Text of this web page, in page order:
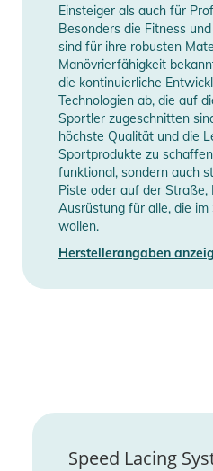
Vom Lastenrad über das
Kinder lieben die Freiheit auf
riesengroßen Spaß daran  und
sollte der Ximo 2 immer
Kinder mit großem
zählt: der Look und der
ihnen gefällt und gut passt. Der
Farbe und Motiven. Für Eltern
wollen das schützen, was ihnen
Tada: Hier ist der Ximo 2. Der
Rad.
Einsteiger als auch für
Besonders die Fitness
sind für ihre robusten
Manövrierfähigkeit
die kontinuierliche
Technologien ab, die auf
Sportler zugeschnitten
höchste Qualität und die
Sportprodukte zu
funktional, sondern auch
Piste oder auf der
Ausrüstung für alle, die
wollen.
Herstellerangaben
Speed Lacing